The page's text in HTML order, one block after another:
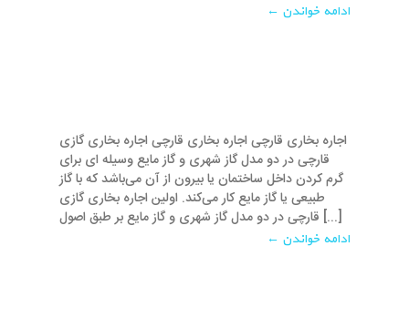
ادامه خواندن ←
اجاره بخاری قارچی اجاره بخاری قارچی اجاره بخاری گازی
قارچی در دو مدل گاز شهری و گاز مایع وسیله ‌ای برای
گرم کردن داخل ساختمان یا بیرون از آن می‌باشد که با گاز
طبیعی یا گاز مایع کار می‌کند. اولین اجاره بخاری گازی
قارچی در دو مدل گاز شهری و گاز مایع بر طبق اصول [...]
ادامه خواندن ←